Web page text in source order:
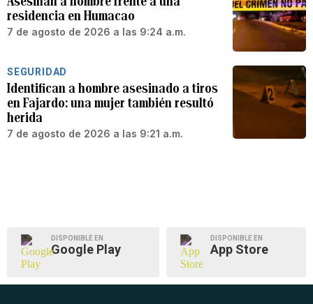
residencia en Humacao
7 de agosto de 2026 a las 9:24 a.m.
SEGURIDAD
Identifican a hombre asesinado a tiros
en Fajardo: una mujer también resultó
herida
7 de agosto de 2026 a las 9:21 a.m.
DISPONIBLE EN
Google Play
DISPONIBLE EN
App Store